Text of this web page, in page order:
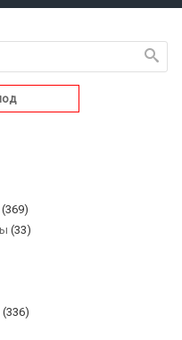
(369)
(33)
(336)